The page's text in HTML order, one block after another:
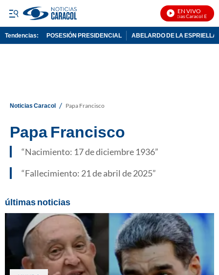
EN VIVO
Noticias Caracol En Vivo
Tendencias: POSESIÓN PRESIDENCIAL ABELARDO DE LA ESPRIELLA
Noticias Caracol / Papa Francisco
Papa Francisco
Nacimiento: 17 de diciembre 1936
Fallecimiento: 21 de abril de 2025
últimas noticias